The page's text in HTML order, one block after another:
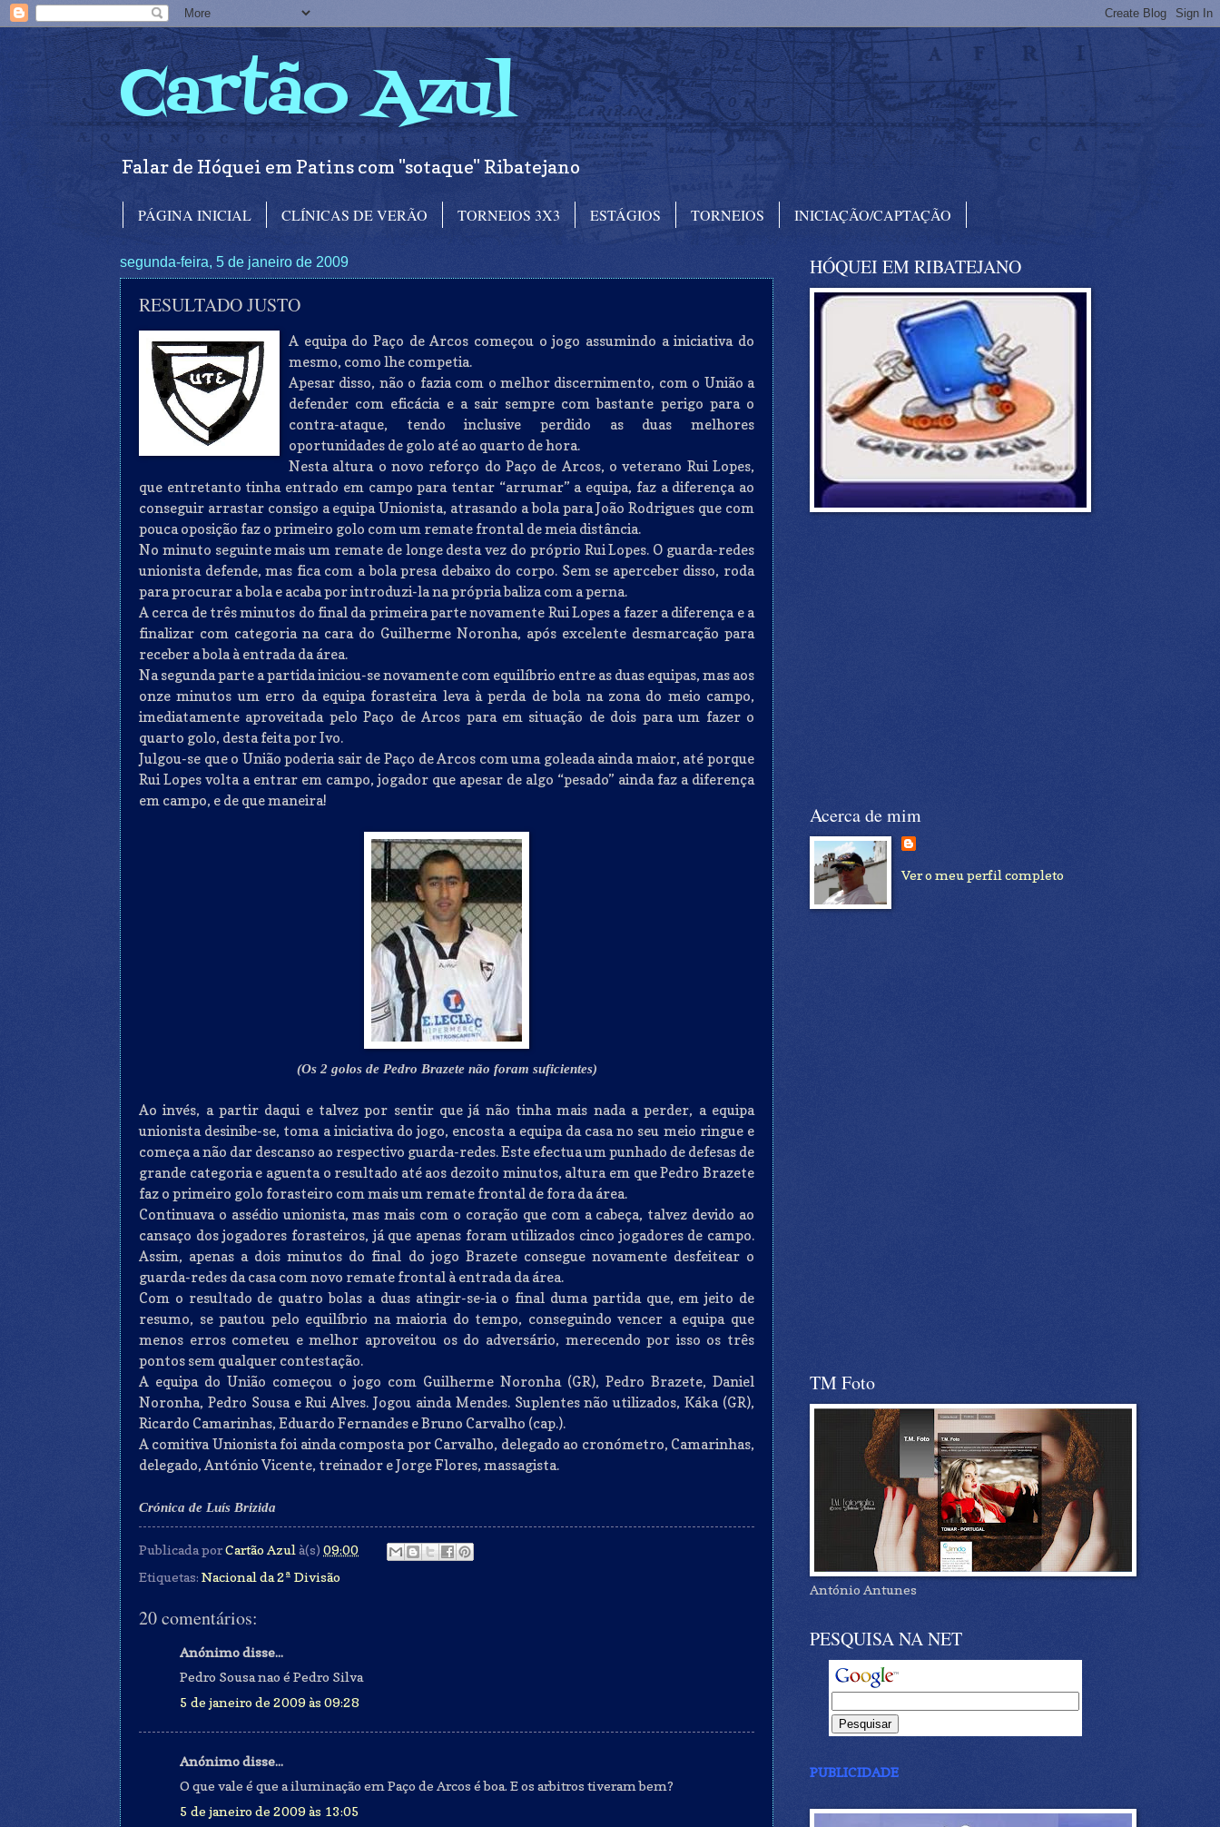
Cartão Azul
Falar de Hóquei em Patins com "sotaque" Ribatejano
PÁGINA INICIAL CLÍNICAS DE VERÃO TORNEIOS 3X3 ESTÁGIOS TORNEIOS INICIAÇÃO/CAPTAÇÃO
segunda-feira, 5 de janeiro de 2009
RESULTADO JUSTO
A equipa do Paço de Arcos começou o jogo assumindo a iniciativa do
mesmo, como lhe competia.
Apesar disso, não o fazia com o melhor discernimento, com o União a
defender com eficácia e a sair sempre com bastante perigo para o
contra-ataque, tendo inclusive perdido as duas melhores
oportunidades de golo até ao quarto de hora.
Nesta altura o novo reforço do Paço de Arcos, o veterano Rui Lopes,
que entretanto tinha entrado em campo para tentar “arrumar” a equipa, faz a diferença ao
conseguir arrastar consigo a equipa Unionista, atrasando a bola para João Rodrigues que com
pouca oposição faz o primeiro golo com um remate frontal de meia distância.
No minuto seguinte mais um remate de longe desta vez do próprio Rui Lopes. O guarda-redes
unionista defende, mas fica com a bola presa debaixo do corpo. Sem se aperceber disso, roda
para procurar a bola e acaba por introduzi-la na própria baliza com a perna.
A cerca de três minutos do final da primeira parte novamente Rui Lopes a fazer a diferença e a
finalizar com categoria na cara do Guilherme Noronha, após excelente desmarcação para
receber a bola à entrada da área.
Na segunda parte a partida iniciou-se novamente com equilíbrio entre as duas equipas, mas aos
onze minutos um erro da equipa forasteira leva à perda de bola na zona do meio campo,
imediatamente aproveitada pelo Paço de Arcos para em situação de dois para um fazer o
quarto golo, desta feita por Ivo.
Julgou-se que o União poderia sair de Paço de Arcos com uma goleada ainda maior, até porque
Rui Lopes volta a entrar em campo, jogador que apesar de algo “pesado” ainda faz a diferença
em campo, e de que maneira!
(Os 2 golos de Pedro Brazete não foram suficientes)
Ao invés, a partir daqui e talvez por sentir que já não tinha mais nada a perder, a equipa
unionista desinibe-se, toma a iniciativa do jogo, encosta a equipa da casa no seu meio ringue e
começa a não dar descanso ao respectivo guarda-redes. Este efectua um punhado de defesas de
grande categoria e aguenta o resultado até aos dezoito minutos, altura em que Pedro Brazete
faz o primeiro golo forasteiro com mais um remate frontal de fora da área.
Continuava o assédio unionista, mas mais com o coração que com a cabeça, talvez devido ao
cansaço dos jogadores forasteiros, já que apenas foram utilizados cinco jogadores de campo.
Assim, apenas a dois minutos do final do jogo Brazete consegue novamente desfeitear o
guarda-redes da casa com novo remate frontal à entrada da área.
Com o resultado de quatro bolas a duas atingir-se-ia o final duma partida que, em jeito de
resumo, se pautou pelo equilíbrio na maioria do tempo, conseguindo vencer a equipa que
menos erros cometeu e melhor aproveitou os do adversário, merecendo por isso os três
pontos sem qualquer contestação.
A equipa do União começou o jogo com Guilherme Noronha (GR), Pedro Brazete, Daniel
Noronha, Pedro Sousa e Rui Alves. Jogou ainda Mendes. Suplentes não utilizados, Káka (GR),
Ricardo Camarinhas, Eduardo Fernandes e Bruno Carvalho (cap.).
A comitiva Unionista foi ainda composta por Carvalho, delegado ao cronómetro, Camarinhas,
delegado, António Vicente, treinador e Jorge Flores, massagista.
Crónica de Luís Brizida
Publicada porCartão Azul à(s) 09:00
Etiquetas: Nacional da 2ª Divisão
20 comentários:
Anónimo disse...
Pedro Sousa nao é Pedro Silva
5 de janeiro de 2009 às 09:28
Anónimo disse...
O que vale é que a iluminação em Paço de Arcos é boa. E os arbitros tiveram bem?
5 de janeiro de 2009 às 13:05
HÓQUEI EM RIBATEJANO
Acerca de mim
Ver o meu perfil completo
TM Foto
António Antunes
PESQUISA NA NET
PUBLICIDADE